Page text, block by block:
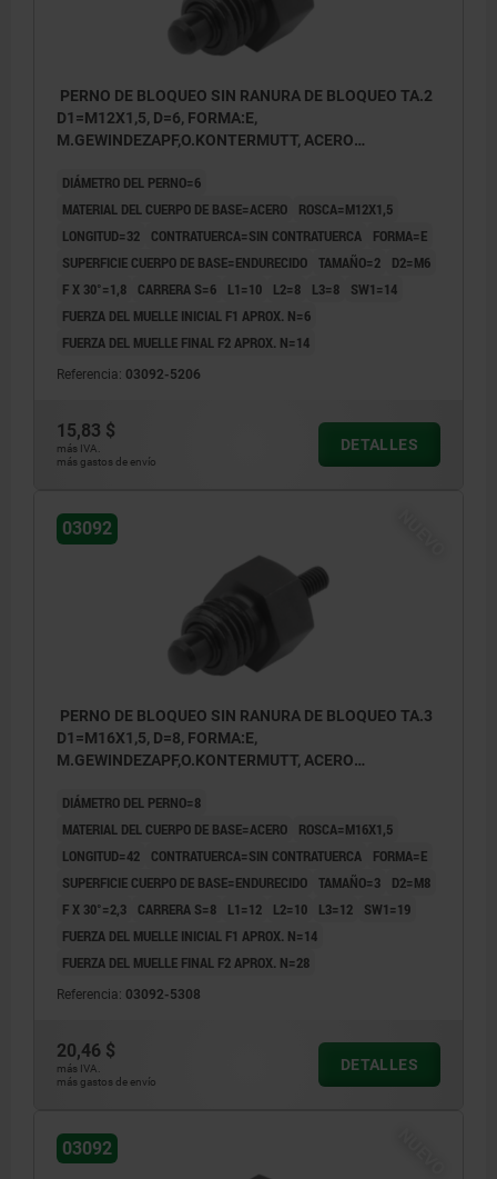
PERNO DE BLOQUEO SIN RANURA DE BLOQUEO TA.2
D1=M12X1,5, D=6, FORMA:E,
M.GEWINDEZAPF,O.KONTERMUTT, ACERO
DIÁMETRO DEL PERNO=6
MATERIAL DEL CUERPO DE BASE=ACERO
ROSCA=M12X1,5
LONGITUD=32
CONTRATUERCA=SIN CONTRATUERCA
FORMA=E
SUPERFICIE CUERPO DE BASE=ENDURECIDO TAMAÑO=2
D2=M6
F X 30°=1,8
CARRERA S=6 L1=10 L2=8 L3=8
SW1=14
FUERZA DEL MUELLE INICIAL F1 APROX. N=6
FUERZA DEL MUELLE FINAL F2 APROX. N=14
Referencia: 03092-5206
15,83 $
más IVA.
más gastos de envío
DETALLES
03092
PERNO DE BLOQUEO SIN RANURA DE BLOQUEO TA.3
D1=M16X1,5, D=8, FORMA:E,
M.GEWINDEZAPF,O.KONTERMUTT, ACERO
DIÁMETRO DEL PERNO=8
MATERIAL DEL CUERPO DE BASE=ACERO
ROSCA=M16X1,5
LONGITUD=42
CONTRATUERCA=SIN CONTRATUERCA
FORMA=E
SUPERFICIE CUERPO DE BASE=ENDURECIDO TAMAÑO=3
D2=M8
F X 30°=2,3
CARRERA S=8 L1=12 L2=10 L3=12
SW1=19
FUERZA DEL MUELLE INICIAL F1 APROX. N=14
FUERZA DEL MUELLE FINAL F2 APROX. N=28
Referencia: 03092-5308
20,46 $
más IVA.
más gastos de envío
DETALLES
03092